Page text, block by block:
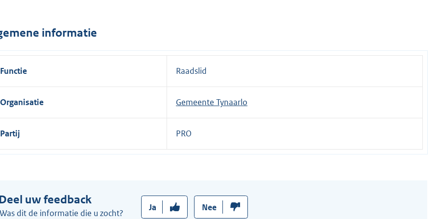
n
:
informatie
Functie Raadslid
Organisatie Gemeente Tynaarlo
Partij PRO
uw feedback
Was dit de informatie die u zocht?
Ja Nee